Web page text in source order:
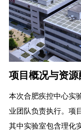
项目概况与资源
本次合肥疾控中心实
业团队负责执行。项
其中实验室包含理化